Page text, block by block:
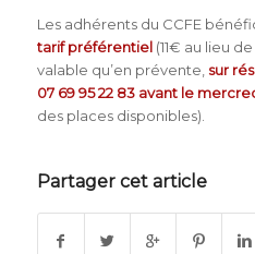
Les adhérents du CCFE
tarif préférentiel(11€ au lieu
valable qu’en prévente, sur
07 69 95 22 83 avant le
des places disponibles).
Partager cet article